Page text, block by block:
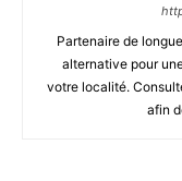
Partenaire de
alternative pour
votre localité.
afin